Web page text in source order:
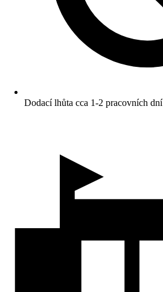
Dodací lhůta cca 1-2 pracovních dní